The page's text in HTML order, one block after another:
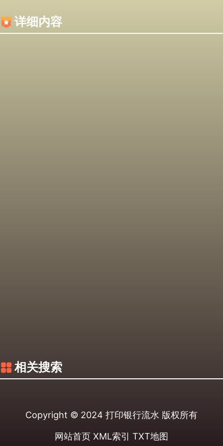
详细内容
相关搜索
Copyright © 2024 打印银行流水 版权所有
网站首页 XML索引 TXT地图